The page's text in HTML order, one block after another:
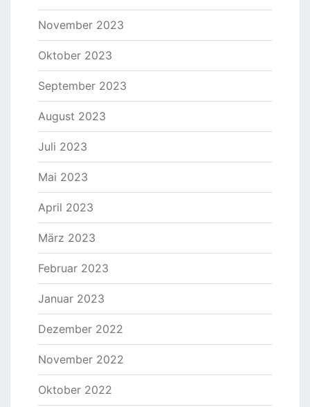
November 2023
Oktober 2023
September 2023
August 2023
Juli 2023
Mai 2023
April 2023
März 2023
Februar 2023
Januar 2023
Dezember 2022
November 2022
Oktober 2022